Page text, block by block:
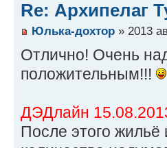
Re: Архипелаг
Юлька-дохтор » 2013
Отлично! Очень
положительным!!!
ДЭДлайн
После этого жильё